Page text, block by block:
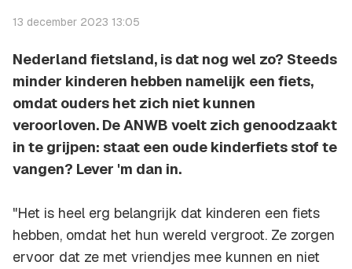
13 december 2023 13:05
Nederland fietsland, is dat nog wel zo? Steeds
minder kinderen hebben namelijk een fiets,
omdat ouders het zich niet kunnen
veroorloven. De ANWB voelt zich genoodzaakt
in te grijpen: staat een oude kinderfiets stof te
vangen? Lever 'm dan in.
"Het is heel erg belangrijk dat kinderen een fiets
hebben, omdat het hun wereld vergroot. Ze zorgen
ervoor dat ze met vriendjes mee kunnen en niet